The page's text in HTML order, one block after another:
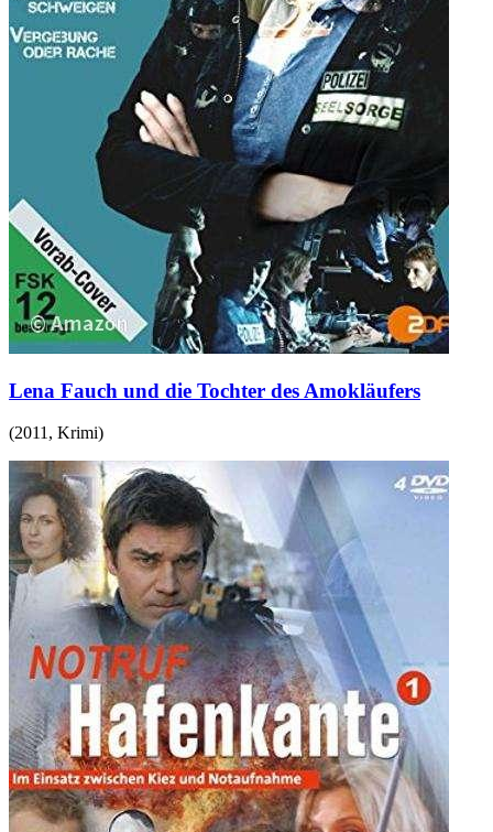
Lena Fauch und die Tochter des Amokläufers
(2011 , Krimi)